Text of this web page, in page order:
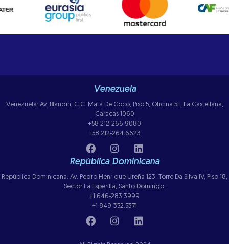
Venezuela
Venezuela: Av. Blandin, C.C. Mata De Coco, Piso 5, Oficina 5E, La Castellana,
Caracas 1060
+58 212-266.9080
+58 212-264.6623
República Dominicana
República Dominicana: Av. Pedro Henrique Ureña 123. Torre Da Silva IV, Piso 18,
Sector La Esperilla, Santo Domingo.
+1 646-283.3999
+1 849-352.5371